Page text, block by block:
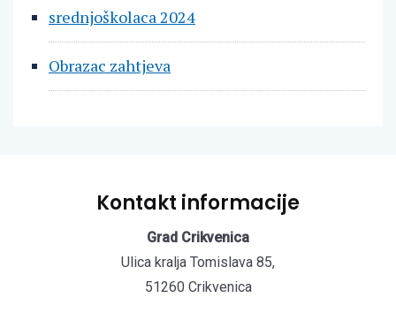
srednjoškolaca 2024
Obrazac zahtjeva
Kontakt informacije
Grad Crikvenica
Ulica kralja Tomislava 85,
51260 Crikvenica